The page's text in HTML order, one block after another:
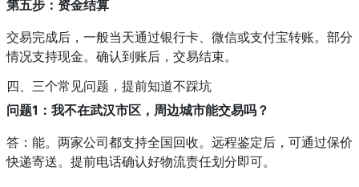
第五步：资金结算
交易完成后，一般当天通过银行卡、微信或支付宝转账。部分
情况支持现金。确认到账后，交易结束。
四、三个常见问题，提前知道不踩坑
问题1：我不在武汉市区，周边城市能交易吗？
答：能。两家公司都支持全国回收。远程鉴定后，可通过保价
快递寄送。提前电话确认好物流责任划分即可。